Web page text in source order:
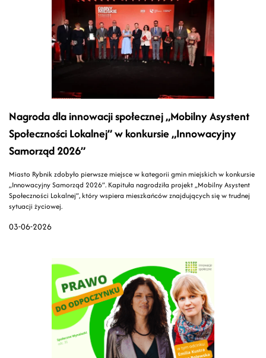
03-06-2026
Nagroda dla innowacji społecznej „Mobilny Asystent
Społeczności Lokalnej” w konkursie „Innowacyjny
Samorząd 2026”
Miasto Rybnik zdobyło pierwsze miejsce w kategorii gmin miejskich w konkursie
„Innowacyjny Samorząd 2026”. Kapituła nagrodziła projekt „Mobilny Asystent
Społeczności Lokalnej”, który wspiera mieszkańców znajdujących się w trudnej
sytuacji życiowej.